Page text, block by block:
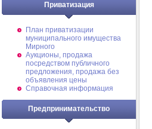
Приватизация
План приватизации
муниципального имущества
Мирного
Аукционы, продажа
посредством публичного
предложения, продажа без
объявления цены
Справочная информация
Предпринимательство